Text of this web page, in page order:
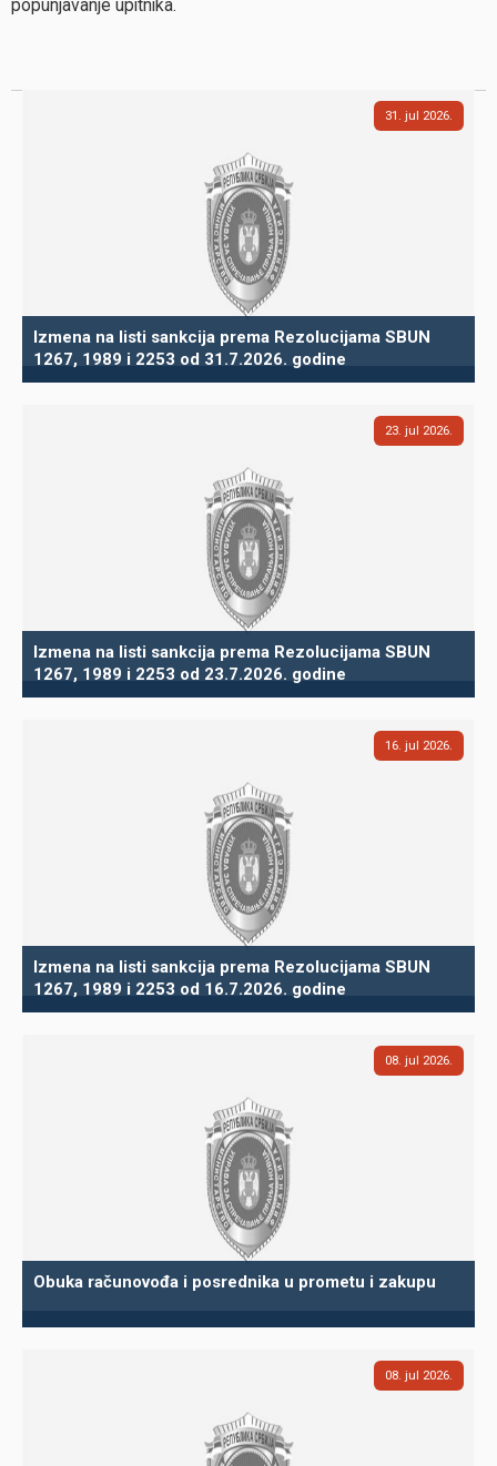
popunjavanje upitnika.
31 jul 2026
Izmena na listi sankcija prema Rezolucijama SBUN
1267, 1989 i 2253 od 31.7.2026. godine
23 jul 2026
Izmena na listi sankcija prema Rezolucijama SBUN
1267, 1989 i 2253 od 23.7.2026. godine
16 jul 2026
Izmena na listi sankcija prema Rezolucijama SBUN
1267, 1989 i 2253 od 16.7.2026. godine
08 jul 2026
Obuka računovođa i posrednika u prometu i zakupu
08 jul 2026